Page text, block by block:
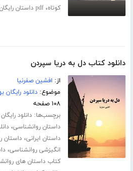
کوتاه،pdf داستان رایگان
دانلود کتاب دل به دریا سپردن
از: افشین صفرنیا
موضوع:دانلود
۱۰۸ صفحه
برچسب‌ها:دانلود
داستان روانشناسی،
داستان ایرانی،داستان
انگیزشی روانشناسی،
کتاب داستان های